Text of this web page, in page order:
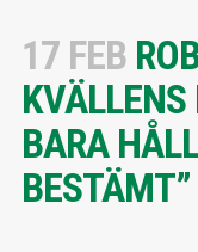
17 FEB
KVÄLLENS
BARA
BESTÄMT”